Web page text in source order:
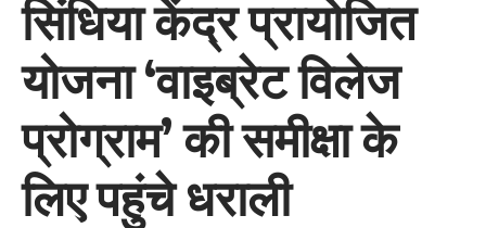
सिंधिया केंद्र प्रायोजित
योजना ‘वाइब्रेट विलेज
प्रोग्राम’ की समीक्षा के
लिए पहुंचे धराली